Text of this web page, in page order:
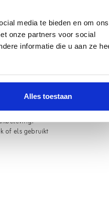
media te bieden en om ons
onze partners voor social
informatie die u aan ze
Alles toestaan
bij welk
licht zoete
Het is
een sterke
of els gebruikt